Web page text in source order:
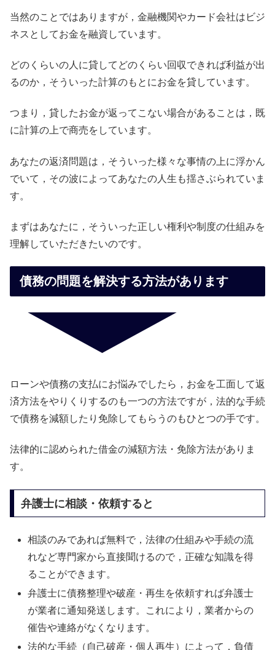
当然のことではありますが，金融機関やカード会社はビジ
ネスとしてお金を融資しています。
どのくらいの人に貸してどのくらい回収できれば利益が出
るのか，そういった計算のもとにお金を貸しています。
つまり，貸したお金が返ってこない場合があることは，既
に計算の上で商売をしています。
あなたの返済問題は，そういった様々な事情の上に浮かん
でいて，その波によってあなたの人生も揺さぶられていま
す。
まずはあなたに，そういった正しい権利や制度の仕組みを
理解していただきたいのです。
債務の問題を解決する方法があります
ローンや債務の支払にお悩みでしたら，お金を工面して返
済方法をやりくりするのも一つの方法ですが，法的な手続
で債務を減額したり免除してもらうのもひとつの手です。
法律的に認められた借金の減額方法・免除方法がありま
す。
弁護士に相談・依頼すると
相談のみであれば無料で，法律の仕組みや手続の流
れなど専門家から直接聞けるので，正確な知識を得
ることができます。
弁護士に債務整理や破産・再生を依頼すれば弁護士
が業者に通知発送します。これにより，業者からの
催告や連絡がなくなります。
法的な手続（自己破産・個人再生）によって，負債